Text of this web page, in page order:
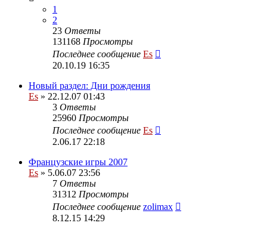
1
2
23 Ответы
131168 Просмотры
Последнее сообщение Es
20.10.19 16:35
Новый раздел: Дни рождения
Es » 22.12.07 01:43
3 Ответы
25960 Просмотры
Последнее сообщение Es
2.06.17 22:18
Французские игры 2007
Es » 5.06.07 23:56
7 Ответы
31312 Просмотры
Последнее сообщение zolimax
8.12.15 14:29